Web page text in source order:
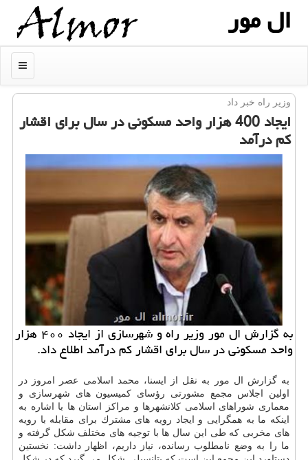
ال مور
منو
وزیر راه خبر داد
ایجاد 400 هزار واحد مسكونی در سال برای اقشار
كم درآمد
به گزارش ال مور وزیر راه و شهرسازی از ایجاد ۴۰۰ هزار
واحد مسكونی در سال برای اقشار كم درآمد اطلاع داد.
به گزارش ال مور به نقل از ایسنا، محمد اسلامی عصر امروز در
اولین اجلاس مجمع مشورتی رؤسای كمیسیون های شهرسازی و
معماری شوراهای اسلامی كلانشهرها و مراكز استان ها با اشاره به
اینكه ما به همگرایی و ایجاد رویه های مشترك برای مقابله با رویه
های مخربی كه طی این سال ها با توجیه های مختلف شكل گرفته و
ما را به وضع نامطلوب رسانده، نیاز داریم، اظهار داشت: نخستین